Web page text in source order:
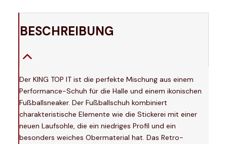
BESCHREIBUNG
Der KING TOP IT ist die perfekte Mischung aus einem
Performance-Schuh für die Halle und einem ikonischen
Fußballsneaker. Der Fußballschuh kombiniert
charakteristische Elemente wie die Stickerei mit einer
neuen Laufsohle, die ein niedriges Profil und ein
besonders weiches Obermaterial hat. Das Retro-